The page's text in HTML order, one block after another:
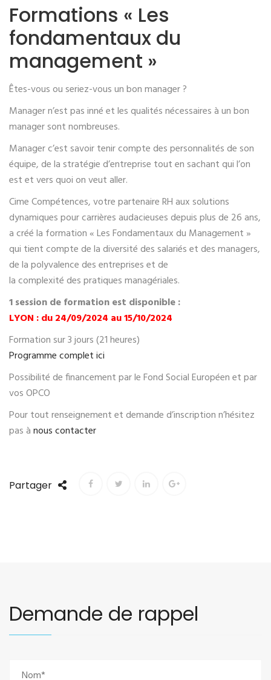
Formations « Les
fondamentaux du
management »
Êtes-vous ou seriez-vous un bon manager ?
Manager n’est pas inné et les qualités nécessaires à un bon
manager sont nombreuses.
Manager c’est savoir tenir compte des personnalités de son
équipe, de la stratégie d’entreprise tout en sachant qui l’on
est et vers quoi on veut aller.
Cime Compétences, votre partenaire RH aux solutions
dynamiques pour carrières audacieuses depuis plus de 26 ans,
a créé la formation « Les Fondamentaux du Management »
qui tient compte de la diversité des salariés et des managers,
de la polyvalence des entreprises et de
la complexité des pratiques managériales.
1 session de formation est disponible :
LYON : du 24/09/2024 au 15/10/2024
Formation sur 3 jours (21 heures)
Programme complet ici
Possibilité de financement par le Fond Social Européen et par
vos OPCO
Pour tout renseignement et demande d’inscription n’hésitez
pas ànous contacter
Partager
Demande de rappel